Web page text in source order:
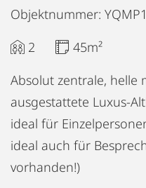
Objektnummer: YQMP1
2
45m²
Absolut zentrale, helle
ausgestattete Luxus-
ideal für
ideal auch für
vorhanden!)